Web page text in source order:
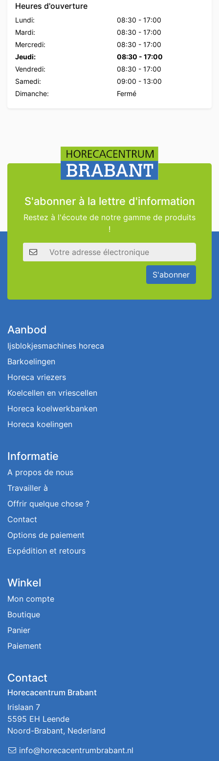
Heures d'ouverture
Lundi: 08:30 - 17:00
Mardi:
08:30 - 17:00
Mercredi:
08:30 - 17:00
Jeudi:
08:30 - 17:00
Vendredi:
08:30 - 17:00
Samedi:
09:00 - 13:00
Dimanche:
Fermé
S'abonner à la lettre d'information
Restez à l'écoute de notre gamme de produits
!
Adresse électronique
S'abonner
Aanbod
Ijsblokjesmachines horeca
Barkoelingen
Horeca vriezers
Koelcellen en vriescellen
Horeca koelwerkbanken
Horeca koelingen
Informatie
A propos de nous
Travailler à
Offrir quelque chose ?
Contact
Options de paiement
Expédition et retours
Winkel
Mon compte
Boutique
Panier
Paiement
Contact
Horecacentrum Brabant
Irislaan 7
5595 EH Leende
Noord-Brabant, Nederland
info@horecacentrumbrabant.nl